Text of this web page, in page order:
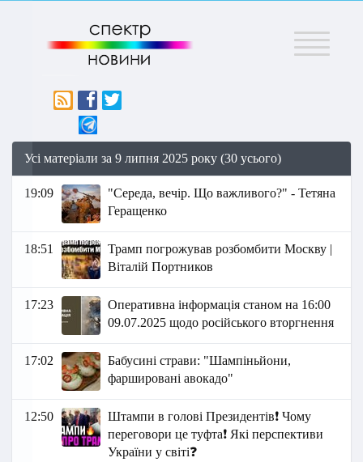
Меню
Усі матеріали за 9 липня 2025 року (30 усього)
19:09
"Середа, вечір. Що важливого?" - Тетяна
Геращенко
18:51
Трамп погрожував розбомбити Москву |
Віталій Портников
17:23
Оперативна інформація станом на 16:00
09.07.2025 щодо російського вторгнення
17:02
Бабусині страви: "Шампіньйони,
фаршировані авокадо"
12:50
Штампи в голові Президентів❗ Чому
переговори це туфта❗ Які перспективи
України у світі❓